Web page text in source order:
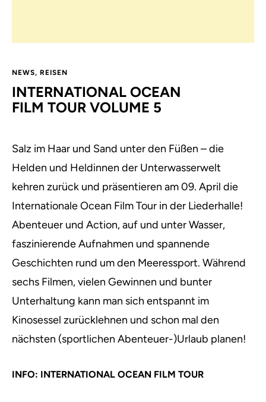
NEWS, REISEN
INTERNATIONAL OCEAN
FILM TOUR VOLUME 5
Salz im Haar und Sand unter den Füßen – die
Helden und Heldinnen der Unterwasserwelt
kehren zurück und präsentieren am 09. April die
Internationale Ocean Film Tour in der Liederhalle!
Abenteuer und Action, auf und unter Wasser,
faszinierende Aufnahmen und spannende
Geschichten rund um den Meeressport. Während
sechs Filmen, vielen Gewinnen und bunter
Unterhaltung kann man sich entspannt im
Kinosessel zurücklehnen und schon mal den
nächsten (sportlichen Abenteuer-)Urlaub planen!
INFO: INTERNATIONAL OCEAN FILM TOUR